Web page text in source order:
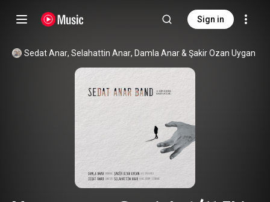
Sign in
Sedat Anar, Selahattin Anar, Damla Anar & Şakir Ozan Uygan